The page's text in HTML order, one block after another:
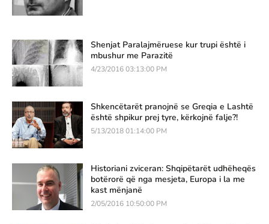
Shenjat Paralajmëruese kur trupi është i
mbushur me Parazitë
4/23/2016 03:13:00 PM
Shkencëtarët pranojnë se Greqia e Lashtë
është shpikur prej tyre, kërkojnë falje?!
5/13/2018 01:14:00 PM
Historiani zviceran: Shqipëtarët udhëheqës
botërorë që nga mesjeta, Europa i la me
kast mënjanë
2/05/2016 10:50:00 PM